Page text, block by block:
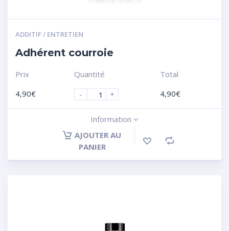
ADDITIF / ENTRETIEN
Adhérent courroie
Prix
4,90€
Quantité
-
+
Total
4,90€
Information
AJOUTER AU
PANIER